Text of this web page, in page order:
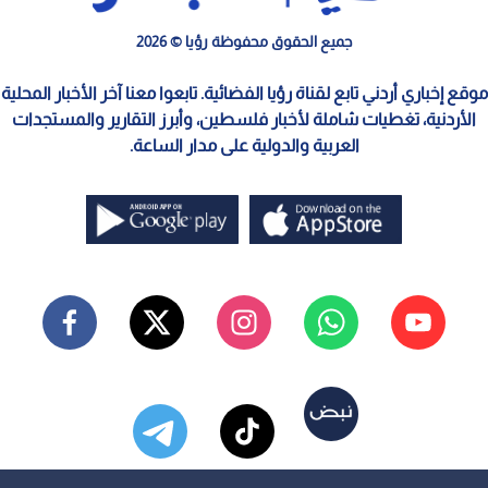
جميع الحقوق محفوظة رؤيا © 2026
موقع إخباري أردني تابع لقناة رؤيا الفضائية. تابعوا معنا آخر الأخبار المحلية
الأردنية، تغطيات شاملة لأخبار فلسطين، وأبرز التقارير والمستجدات
العربية والدولية على مدار الساعة.